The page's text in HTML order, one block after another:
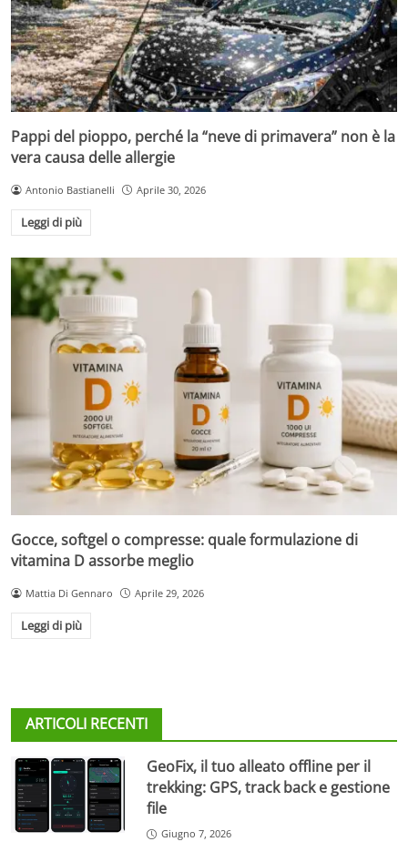
Pappi del pioppo, perché la “neve di primavera” non è la
vera causa delle allergie
Antonio Bastianelli Aprile 30, 2026
Leggi di più
Gocce, softgel o compresse: quale formulazione di
vitamina D assorbe meglio
Mattia Di Gennaro Aprile 29, 2026
Leggi di più
ARTICOLI RECENTI
GeoFix, il tuo alleato offline per il
trekking: GPS, track back e gestione
file
Giugno 7, 2026